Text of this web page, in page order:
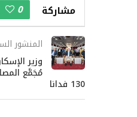
مشاركة 0
المنشور
وزير
مُجَمَّع
130 فدانا